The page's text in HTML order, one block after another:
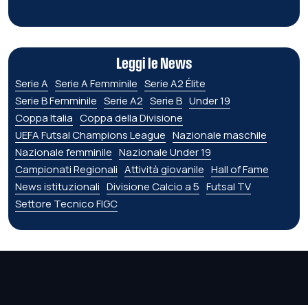
Leggi le News
Serie A Serie A Femminile Serie A2 Élite
Serie B Femminile Serie A2 Serie B Under 19
Coppa Italia Coppa della Divisione
UEFA Futsal Champions League Nazionale maschile
Nazionale femminile Nazionale Under 19
Campionati Regionali Attività giovanile Hall of Fame
News istituzionali Divisione Calcio a 5 Futsal TV
Settore Tecnico FIGC